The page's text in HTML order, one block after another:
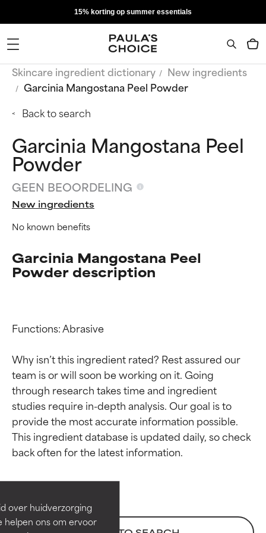
over huidverzorging
helpen ons om ervoor
15% korting op summer essentials
Skincare ingredient dictionary
New ingredients
Garcinia Mangostana Peel Powder
Back to search
Garcinia Mangostana Peel
Powder
GEEN BEOORDELING
New ingredients
No known benefits
Garcinia Mangostana Peel
Powder description
Functions: Abrasive
Why isn’t this ingredient rated? Rest assured our
team is or will soon be working on it. Going
through research takes time and ingredient
studies require in-depth analysis. Our goal is to
provide the most accurate information possible.
This ingredient database is updated daily, so check
Beoordelingen van
ingrediënten
Bewezen en ondersteund door
onafhankelijk onderzoek.
Beoordelingen van
ingrediënten
Bewezen en ondersteund door
onafhankelijk onderzoek.